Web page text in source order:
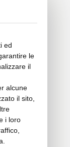
ed
le
il
alcune
il sito,
i loro